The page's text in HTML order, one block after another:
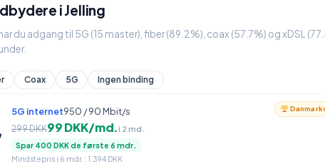
i Jelling
du adgang til 5G (15 master), fiber (89.2%), coax (57.7%) og xDSL
Coax 5G Ingen binding
5G internet950 / 90 Mbit/s
299 DKK99 DKK/md.i 2 md.
Spar 400 DKK de første 6 mdr.
Mindstepris i 6 mdr.: 1.394 DKK